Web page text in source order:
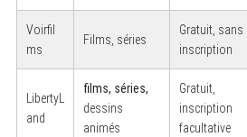
Voirfil
ms
Films, séries
Gratuit, sans
inscription
LibertyL
and
films, séries,
dessins
animés
Gratuit,
inscription
facultative